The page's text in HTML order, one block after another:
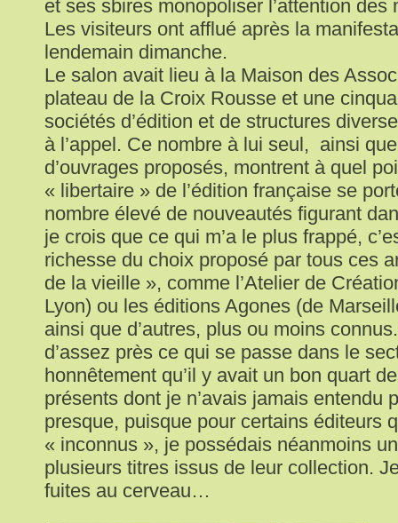
et ses sbires monopoliser l’attention des
Les visiteurs ont afflué après la
lendemain dimanche.
Le salon avait lieu à la Maison des
plateau de la Croix Rousse et une
sociétés d’édition et de structures
à l’appel. Ce nombre à lui seul, ainsi
d’ouvrages proposés, montrent à quel
« libertaire » de l’édition française se
nombre élevé de nouveautés figurant
je crois que ce qui m’a le plus frappé,
richesse du choix proposé par tous ces
de la vieille », comme l’Atelier de
Lyon) ou les éditions Agones (de
ainsi que d’autres, plus ou moins
d’assez près ce qui se passe dans le
honnêtement qu’il y avait un bon quart
présents dont je n’avais jamais entendu
presque, puisque pour certains éditeurs
« inconnus », je possédais néanmoins
plusieurs titres issus de leur collection.
fuites au cerveau…